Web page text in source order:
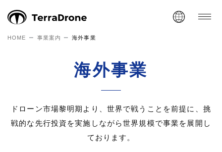
HOME 事業案内 海外事業
海外事業
ドローン市場黎明期より、世界で戦うことを前提に、 挑
戦的な先行投資を実施しながら世界規模で事業を展開し
ております。